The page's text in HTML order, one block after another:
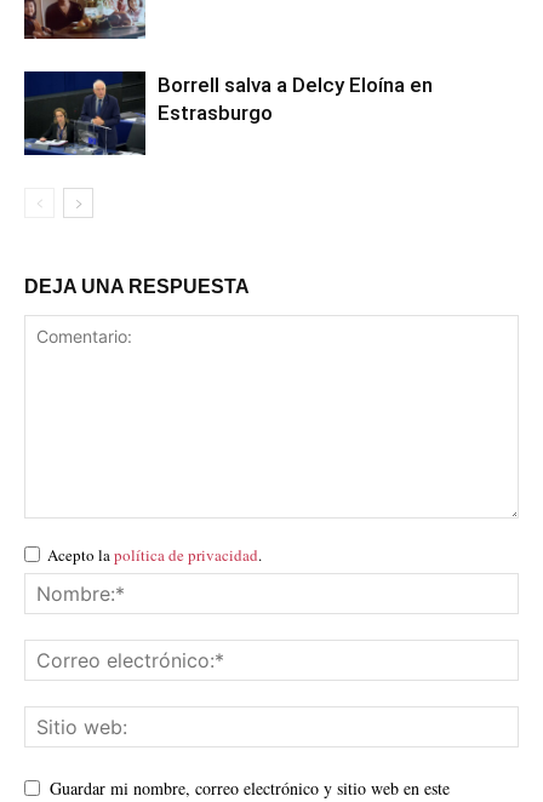
Borrell salva a Delcy Eloína en
Estrasburgo
DEJA UNA RESPUESTA
Acepto lapolítica de privacidad.
Guardar mi nombre, correo electrónico y sitio web en este